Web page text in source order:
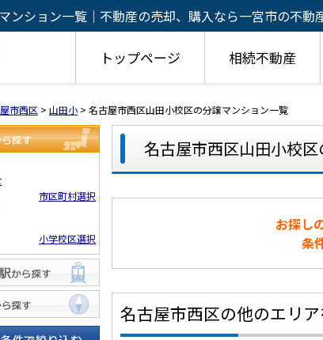
ンション一覧｜不動産の売却、購入なら一宮市の不
トップページ 相続不動産
市西区 > 山田小 > 名古屋市西区山田小校区の分譲マンション一覧
市区町村選択
小学校区選択
ら探す
す
名古屋市西区山田小校
お探し
条
名古屋市西区の他のエリ